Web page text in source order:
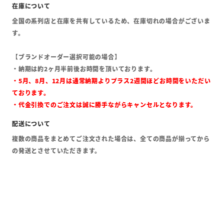
全国の系列店と在庫を共有しているため、在庫切れの場合がございま
す。
【ブランドオーダー選択可能の場合】
・納期は約2ヶ月半前後お時間を頂いております。
・5月、8月、12月は通常納期よりプラス2週間ほどお時間をいただい
ております。
・代金引換でのご注文は誠に勝手ながらキャンセルとなります。
複数の商品をまとめてご注文された場合は、全ての商品が揃ってから
の発送とさせていただきます。